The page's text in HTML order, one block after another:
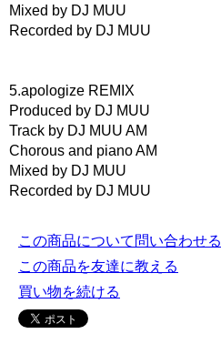
Mixed by DJ MUU
Recorded by DJ MUU
5.apologize REMIX
Produced by DJ MUU
Track by DJ MUU AM
Chorous and piano AM
Mixed by DJ MUU
Recorded by DJ MUU
この商品について問い合わせる
この商品を友達に教える
買い物を続ける